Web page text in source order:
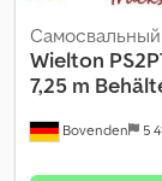
Bovenden 5
Wielton
7,25 m